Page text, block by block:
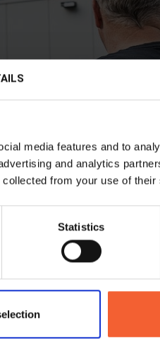
media features and to
and analytics
collected from your use of
Statistics
desde su